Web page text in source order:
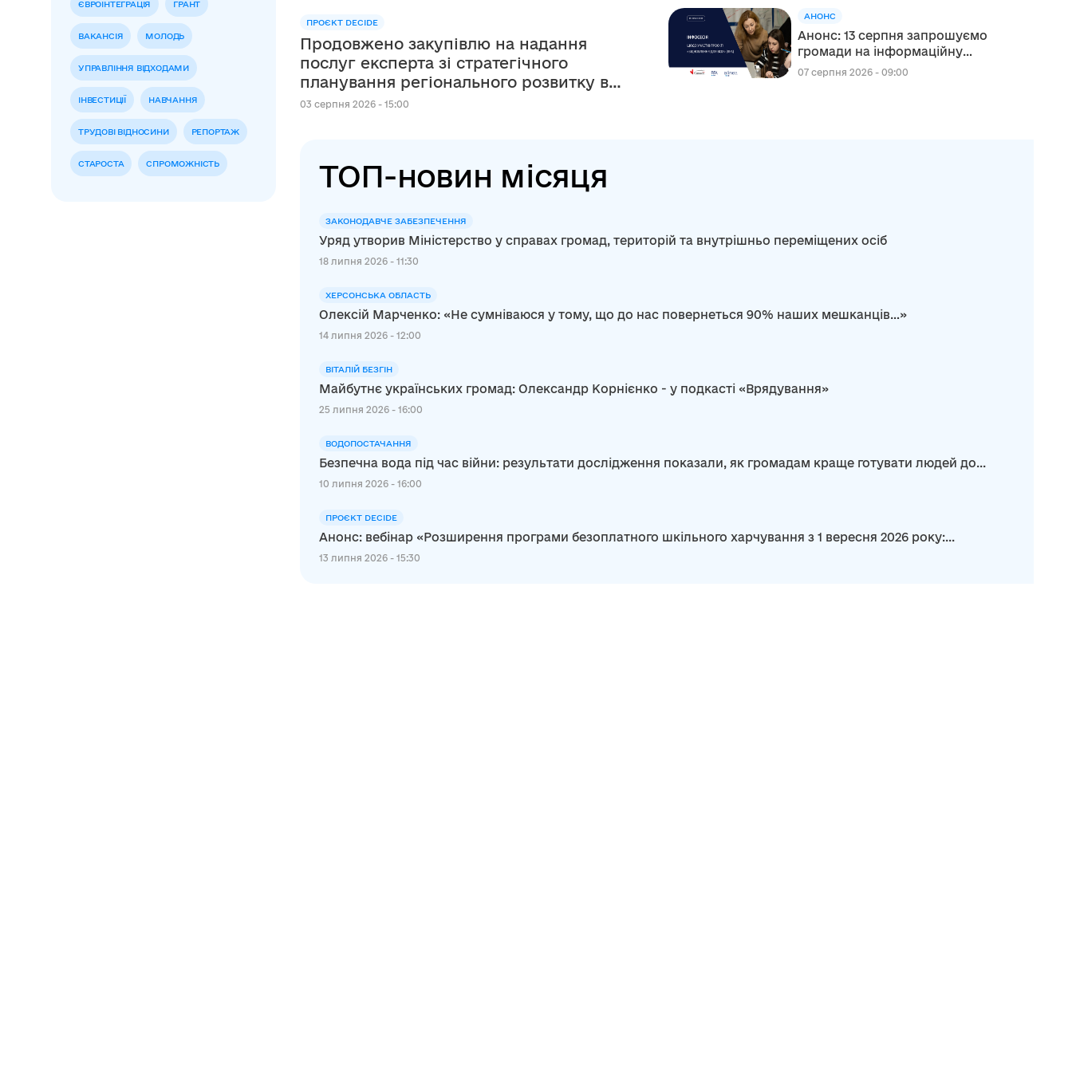
ЄВРОІНТЕГРАЦІЯ ГРАНТ
ВАКАНСІЯ МОЛОДЬ
УПРАВЛІННЯ ВІДХОДАМИ
ІНВЕСТИЦІЇ НАВЧАННЯ
ТРУДОВІ ВІДНОСИНИ РЕПОРТАЖ
СТАРОСТА СПРОМОЖНІСТЬ
ПРОЄКТ DECIDE
Продовжено закупівлю на надання
послуг експерта зі стратегічного
планування регіонального розвитку в
сфері освіти в межах реалізації
03 серпня 2026 - 15:00
АНОНС
Анонс: 13 серпня запрошуємо
громади на інформаційну
сесію щодо участі в проєкті
07 серпня 2026 - 09:00
ТОП-новин місяця
ЗАКОНОДАВЧЕ ЗАБЕЗПЕЧЕННЯ
Уряд утворив Міністерство у справах громад, територій та внутрішньо переміщених осіб
18 липня 2026 - 11:30
ХЕРСОНСЬКА ОБЛАСТЬ
Олексій Марченко: «Не сумніваюся у тому, що до нас повернеться 90% наших мешканців…»
14 липня 2026 - 12:00
ВІТАЛІЙ БЕЗГІН
Майбутнє українських громад: Олександр Корнієнко - у подкасті «Врядування»
25 липня 2026 - 16:00
ВОДОПОСТАЧАННЯ
Безпечна вода під час війни: результати дослідження показали, як громадам краще готувати людей до...
10 липня 2026 - 16:00
ПРОЄКТ DECIDE
Анонс: вебінар «Розширення програми безоплатного шкільного харчування з 1 вересня 2026 року:...
13 липня 2026 - 15:30